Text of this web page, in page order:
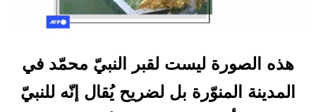
هذه الصورة ليست لقبر النبيّ محمّد في
المدينة المنوّرة بل لضريح يُقال إنّه للنبيّ